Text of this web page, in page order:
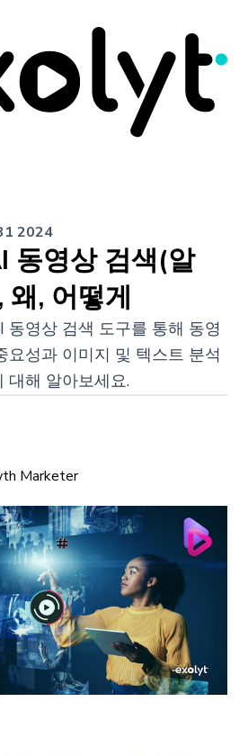
2024
동영상 검색(알
왜, 어떻게
동영상 검색 도구를 통해 동영
요성과 이미지 및 텍스트 분석
대해 알아보세요.
Marketer